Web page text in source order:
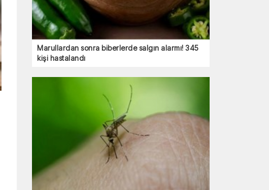
Marullardan sonra biberlerde salgın alarmı! 345
kişi hastalandı